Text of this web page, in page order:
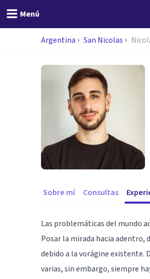
Menú
Argentina San Nicolas
Sobre mí Consultas
Las problemáticas del mundo
Posar la mirada hacia adentro,
debido a la vorágine existente.
varias, sin embargo, siempre